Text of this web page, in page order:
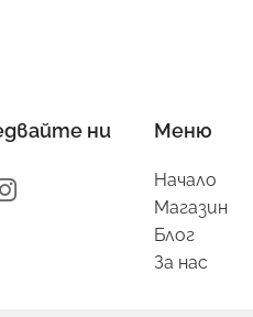
ни Меню
Начало
Магазин
Блог
За нас